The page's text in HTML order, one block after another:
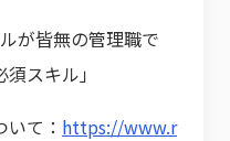
が皆無の管理職で
スキル」
て： https://www.r